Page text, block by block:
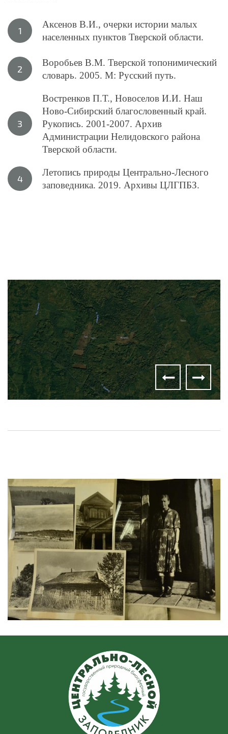
Аксенов В.И., очерки истории малых
населенных пунктов Тверской области.
Воробьев В.М. Тверской топонимический
словарь. 2005. М: Русский путь.
Востренков П.Т., Новоселов И.И. Наш
Ново-Сибирский благословенный край.
Рукопись. 2001-2007. Архив
Администрации Нелидовского района
Тверской области.
Летопись природы Центрально-Лесного
заповедника. 2019. Архивы ЦЛГПБЗ.